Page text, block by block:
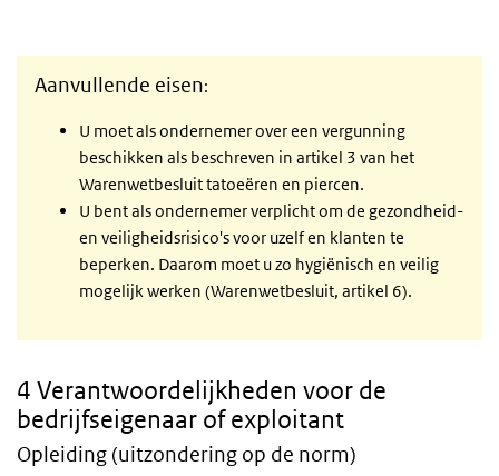
Aanvullende eisen:
U moet als ondernemer over een vergunning
beschikken als beschreven in artikel 3 van het
Warenwetbesluit tatoeëren en piercen.
U bent als ondernemer verplicht om de gezondheid-
en veiligheidsrisico's voor uzelf en klanten te
beperken. Daarom moet u zo hygiënisch en veilig
mogelijk werken (Warenwetbesluit, artikel 6).
4 Verantwoordelijkheden voor de
bedrijfseigenaar of exploitant
Opleiding (uitzondering op de norm)